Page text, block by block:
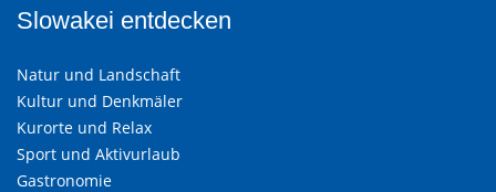
Slowakei entdecken
Natur und Landschaft
Kultur und Denkmäler
Kurorte und Relax
Sport und Aktivurlaub
Gastronomie